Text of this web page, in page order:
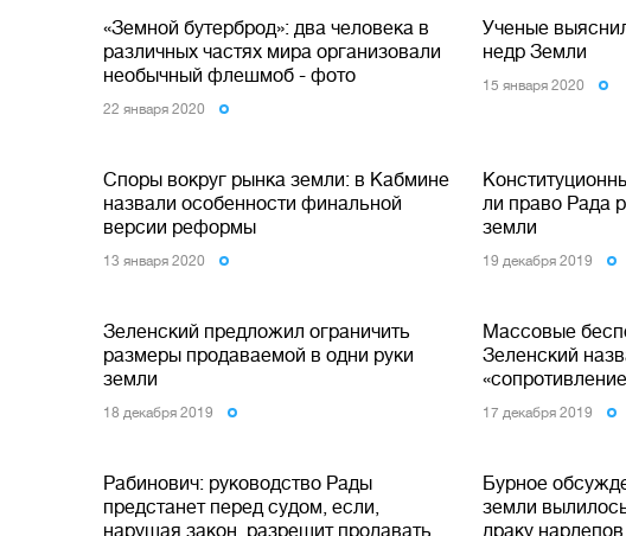
«Земной бутерброд»: два человека в
различных частях мира организовали
необычный флешмоб - фото
22 января 2020
Ученые
недр Земли
15 января 2020
Споры вокруг рынка земли: в Кабмине
назвали особенности финальной
версии реформы
13 января 2020
ли право Рада
земли
19 декабря 2019
Зеленский предложил ограничить
размеры продаваемой в одни руки
земли
18 декабря 2019
Массовые
Зеленский
17 декабря 2019
Рабинович: руководство Рады
предстанет перед судом, если,
нарушая закон, разрешит продавать
Бурное
земли
драку